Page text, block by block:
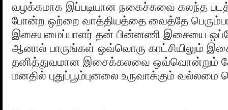
வழக்கமாக இப்படியான நகைச்சுவை கலந்த
போன்ற ஒற்றை வாத்தியத்தை வைத்தே
இசையமைப்பாளர் தன் பின்னணி இசையை
ஆனால் பாருங்கள் ஒவ்வொரு காட்சியிலும்
தனித்துவமான இசைக்கலவை ஒவ்வொன்றும்
மனதில் புதுப்பூம்புனலை உருவாக்கும்